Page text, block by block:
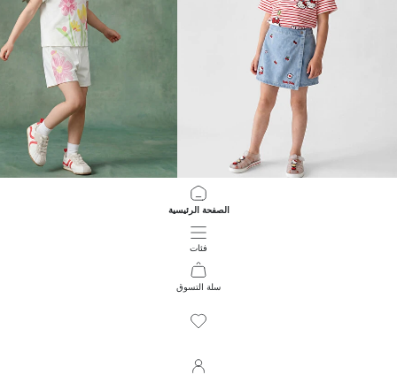
الصفحة الرئيسية
فئات
سلة التسوق
جيبة شورت جينز مطرزة من هالو كيتي للبنات
شورت بناتي مُزهر